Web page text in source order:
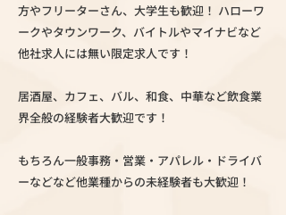
方やフリーターさん、大学生も歓迎！ ハローワ
ークやタウンワーク、バイトルやマイナビなど
他社求人には無い限定求人です！
居酒屋、カフェ、バル、和食、中華など飲食業
界全般の経験者大歓迎です！
もちろん一般事務・営業・アパレル・ドライバ
ーなどなど他業種からの未経験者も大歓迎！